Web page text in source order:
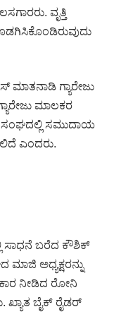
ವೃತ್ತಿ
ಗ್ಯಾರೇಜು
ಮಾಲಕರ
ಸಂಘದಲ್ಲಿ ಸಮುದಾಯ
ಎಂದರು.
ಸಾಧನೆ ಬರೆದ ಕೌಶಿಕ್
ಅಧ್ಯಕ್ಷರನ್ನು
ನೀಡಿದ ರೋನಿ
ಬೈಕ್ ರೈಡರ್